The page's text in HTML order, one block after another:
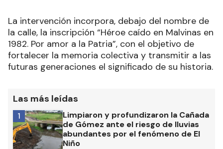
La intervención incorpora, debajo del nombre de
la calle, la inscripción “Héroe caído en Malvinas en
1982. Por amor a la Patria”, con el objetivo de
fortalecer la memoria colectiva y transmitir a las
futuras generaciones el significado de su historia.
Las más leídas
Limpiaron y profundizaron la Cañada
de Gómez ante el riesgo de lluvias
abundantes por el fenómeno de El
Niño
1